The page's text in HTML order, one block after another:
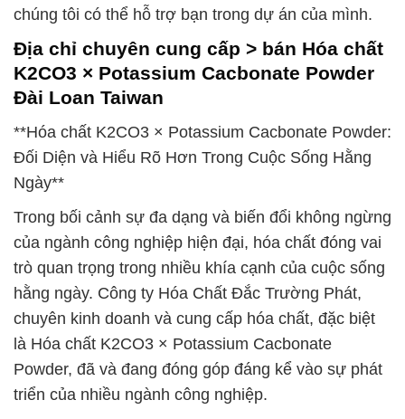
chúng tôi có thể hỗ trợ bạn trong dự án của mình.
Địa chỉ chuyên cung cấp > bán Hóa chất
K2CO3 × Potassium Cacbonate Powder
Đài Loan Taiwan
**Hóa chất K2CO3 × Potassium Cacbonate Powder:
Đối Diện và Hiểu Rõ Hơn Trong Cuộc Sống Hằng
Ngày**
Trong bối cảnh sự đa dạng và biến đổi không ngừng
của ngành công nghiệp hiện đại, hóa chất đóng vai
trò quan trọng trong nhiều khía cạnh của cuộc sống
hằng ngày. Công ty Hóa Chất Đắc Trường Phát,
chuyên kinh doanh và cung cấp hóa chất, đặc biệt
là Hóa chất K2CO3 × Potassium Cacbonate
Powder, đã và đang đóng góp đáng kể vào sự phát
triển của nhiều ngành công nghiệp.